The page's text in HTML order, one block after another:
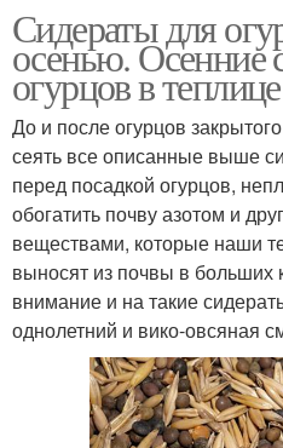
Сидераты для
осенью. Осенние
огурцов в теплице
До и после огурцов
сеять все описанные выше
перед посадкой огурцов,
обогатить почву азотом и
веществами, которые наши
выносят из почвы в больших
внимание и на такие
однолетний и вико-овсяная